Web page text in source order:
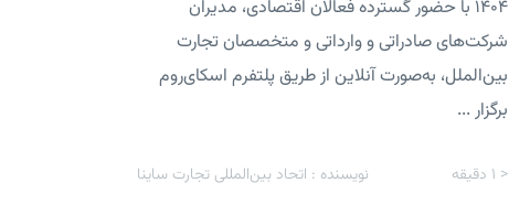
۱۴۰۴ با حضور گسترده فعالان اقتصادی، مدیران
شرکت‌های صادراتی و وارداتی و متخصصان تجارت
بین‌الملل، به‌صورت آنلاین از طریق پلتفرم اسکای‌روم
برگزار ...
< 1 دقیقه نویسنده : اتحاد بین‌المللی تجارت ساینا